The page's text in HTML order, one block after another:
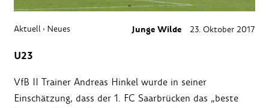
Aktuell › Neues Junge Wilde 23. Oktober 2017
U23
VfB II Trainer Andreas Hinkel wurde in seiner
Einschätzung, dass der 1. FC Saarbrücken das „beste